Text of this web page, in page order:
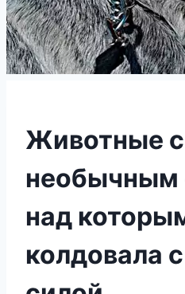
Животные с
необычным
над
колдовала